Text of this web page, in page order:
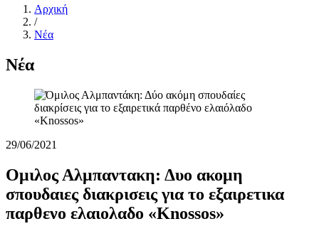
Αρχική
/
Νέα
Νέα
29/06/2021
Ομιλος Αλμπαντακη: Δυο ακομη
σπουδαιες διακρισεις για το εξαιρετικα
παρθενο ελαιολαδο «Knossos»